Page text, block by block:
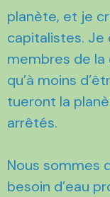
planète, et je
capitalistes. Je
membres de la
qu’à moins
tueront la
arrêtés.
Nous sommes
besoin d’eau